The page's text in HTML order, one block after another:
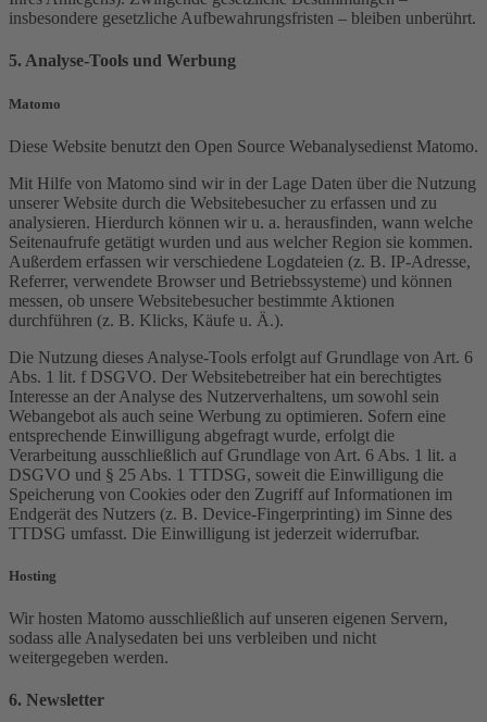
insbesondere gesetzliche Aufbewahrungsfristen – bleiben unberührt.
5. Analyse-Tools und Werbung
Matomo
Diese Website benutzt den Open Source Webanalysedienst Matomo.
Mit Hilfe von Matomo sind wir in der Lage Daten über die Nutzung
unserer Website durch die Websitebesucher zu erfassen und zu
analysieren. Hierdurch können wir u. a. herausfinden, wann welche
Seitenaufrufe getätigt wurden und aus welcher Region sie kommen.
Außerdem erfassen wir verschiedene Logdateien (z. B. IP-Adresse,
Referrer, verwendete Browser und Betriebssysteme) und können
messen, ob unsere Websitebesucher bestimmte Aktionen
durchführen (z. B. Klicks, Käufe u. Ä.).
Die Nutzung dieses Analyse-Tools erfolgt auf Grundlage von Art. 6
Abs. 1 lit. f DSGVO. Der Websitebetreiber hat ein berechtigtes
Interesse an der Analyse des Nutzerverhaltens, um sowohl sein
Webangebot als auch seine Werbung zu optimieren. Sofern eine
entsprechende Einwilligung abgefragt wurde, erfolgt die
Verarbeitung ausschließlich auf Grundlage von Art. 6 Abs. 1 lit. a
DSGVO und § 25 Abs. 1 TTDSG, soweit die Einwilligung die
Speicherung von Cookies oder den Zugriff auf Informationen im
Endgerät des Nutzers (z. B. Device-Fingerprinting) im Sinne des
TTDSG umfasst. Die Einwilligung ist jederzeit widerrufbar.
Hosting
Wir hosten Matomo ausschließlich auf unseren eigenen Servern,
sodass alle Analysedaten bei uns verbleiben und nicht
weitergegeben werden.
6. Newsletter